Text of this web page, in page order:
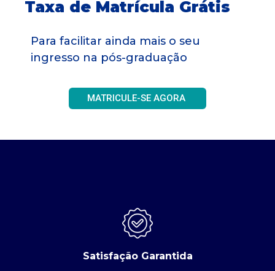
Taxa de Matrícula Grátis
Para facilitar ainda mais o seu
ingresso na pós-graduação
MATRICULE-SE AGORA
Satisfação Garantida